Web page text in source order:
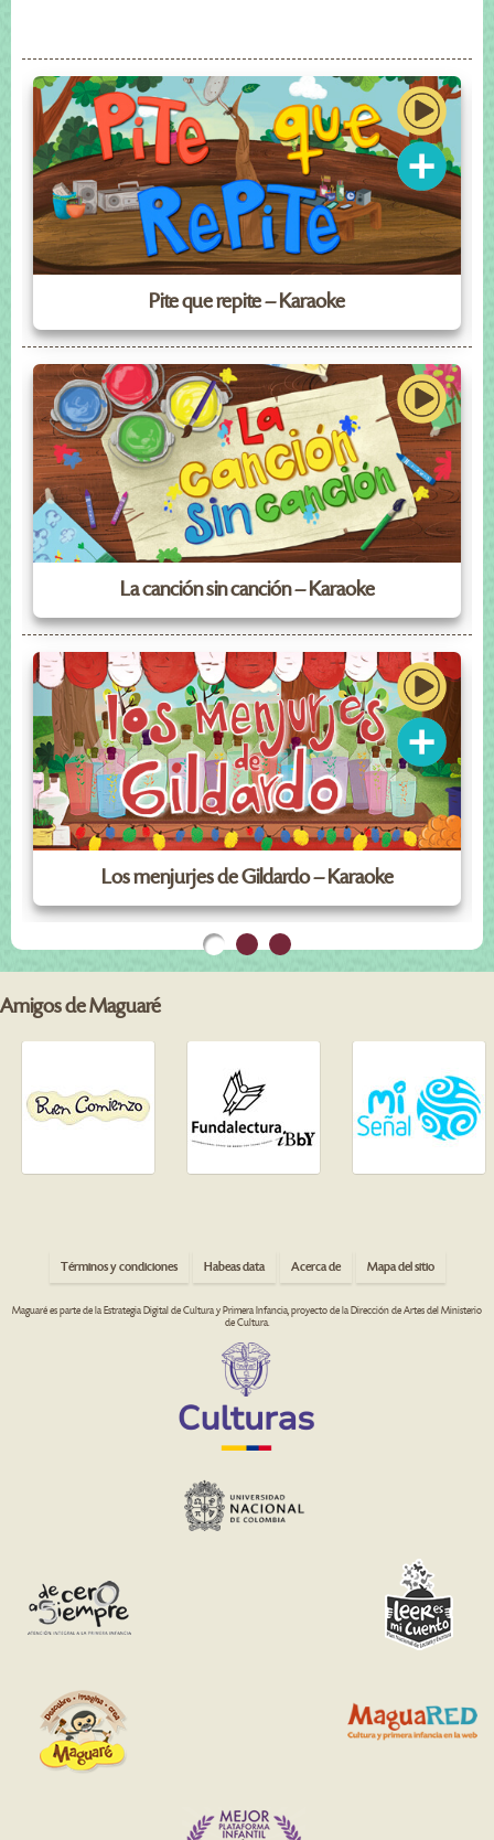
Pite que repite – Karaoke
La canción sin canción – Karaoke
Los menjurjes de Gildardo – Karaoke
Amigos de Maguaré
Términos y condiciones Habeas data Acerca de Mapa del sitio
Maguaré es parte de la Estrategia Digital de Cultura y Primera Infancia, proyecto de la Dirección de Artes del Ministerio
de Cultura.